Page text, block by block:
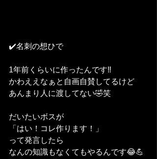
✔️名刺の想ひで
1年前くらいに作ったんです‼️
かわええなぁと自画自賛してるけど
あんまり人に渡してない🤣笑
だいたいボスが
「はい！コレ作ります！」
って発言したら
なんの知識もなくてもやるんです😂💪